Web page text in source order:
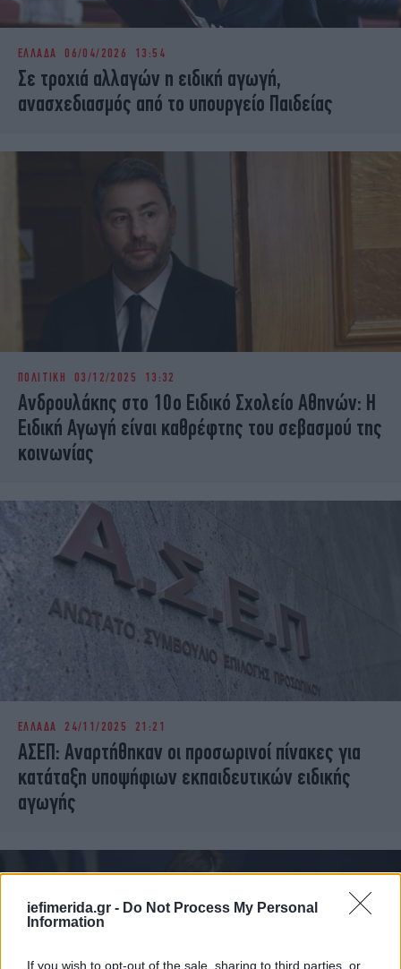
iefimerida.gr - Do Not Process My Personal
Information
If you wish to opt-out of the sale, sharing to third parties, or
ΕΛΛΑΔΑ 06/04/2026 13:54
Σε τροχιά αλλαγών η ειδική αγωγή,
ανασχεδιασμός από το υπουργείο Παιδείας
ΠΟΛΙΤΙΚΗ 03/12/2025 13:32
Aνδρουλάκης στο 10ο Ειδικό Σχολείο Αθηνών: Η
Ειδική Αγωγή είναι καθρέφτης του σεβασμού της
κοινωνίας
ΕΛΛΑΔΑ 24/11/2025 21:21
ΑΣΕΠ: Αναρτήθηκαν οι προσωρινοί πίνακες για
κατάταξη υποψήφιων εκπαιδευτικών ειδικής
αγωγής